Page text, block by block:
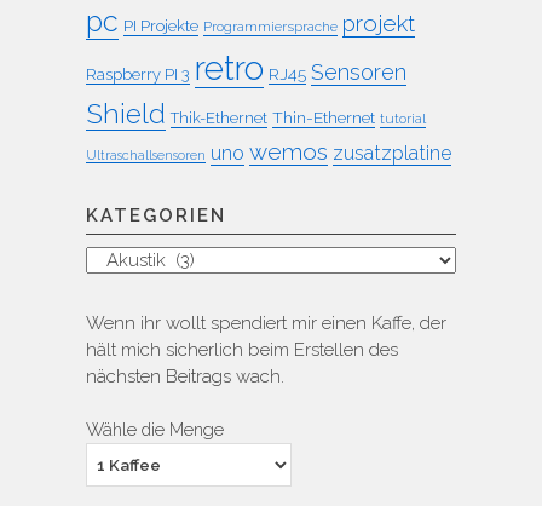
pc PI Projekte Programmiersprache projekt
Raspberry PI 3 retro RJ45 Sensoren
Shield Thik-Ethernet Thin-Ethernet tutorial
Ultraschallsensoren uno wemos zusatzplatine
KATEGORIEN
Kategorien
Wenn ihr wollt spendiert mir einen Kaffe, der
hält mich sicherlich beim Erstellen des
nächsten Beitrags wach.
Wähle die Menge